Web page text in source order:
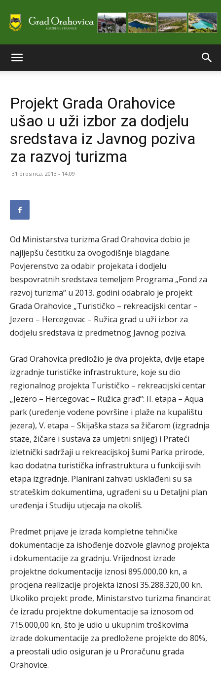
stranice
Grada
Projekt Grada Orahovice
ušao u uži izbor za dodjelu
sredstava iz Javnog poziva
za razvoj turizma
31 prosinca, 2013 - 14:09
Od Ministarstva turizma Grad Orahovica dobio je
najljepšu čestitku za ovogodišnje blagdane.
Povjerenstvo za odabir projekata i dodjelu
bespovratnih sredstava temeljem Programa „Fond za
razvoj turizma“ u 2013. godini odabralo je projekt
Grada Orahovice „Turističko – rekreacijski centar –
Jezero – Hercegovac – Ružica grad u uži izbor za
dodjelu sredstava iz predmetnog Javnog poziva.
Grad Orahovica predložio je dva projekta, dvije etape
izgradnje turističke infrastrukture, koje su dio
regionalnog projekta Turističko – rekreacijski centar
„Jezero – Hercegovac – Ružica grad“: II. etapa – Aqua
park (uređenje vodene površine i plaže na kupalištu
jezera), V. etapa – Skijaška staza sa žičarom (izgradnja
staze, žičare i sustava za umjetni snijeg) i Prateći
izletnički sadržaji u rekreacijskoj šumi Parka prirode,
kao dodatna turistička infrastruktura u funkciji svih
etapa izgradnje. Planirani zahvati usklađeni su sa
strateškim dokumentima, ugrađeni su u Detaljni plan
uređenja i Studiju utjecaja na okoliš.
Predmet prijave je izrada kompletne tehničke
dokumentacije za ishođenje dozvole glavnog projekta
i dokumentacije za gradnju. Vrijednost izrade
projektne dokumentacije iznosi 895.000,00 kn, a
procjena realizacije projekta iznosi 35.288.320,00 kn.
Ukoliko projekt prođe, Ministarstvo turizma financirat
će izradu projektne dokumentacije sa iznosom od
715.000,00 kn, što je udio u ukupnim troškovima
izrade dokumentacije za predložene projekte do 80%,
a preostali udio osiguran je u Proračunu grada
Orahovice.